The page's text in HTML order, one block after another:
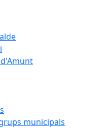
municipals